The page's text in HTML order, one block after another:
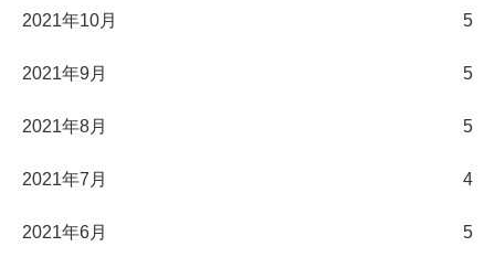
2021年10月 5
2021年9月 5
2021年8月 5
2021年7月 4
2021年6月 5